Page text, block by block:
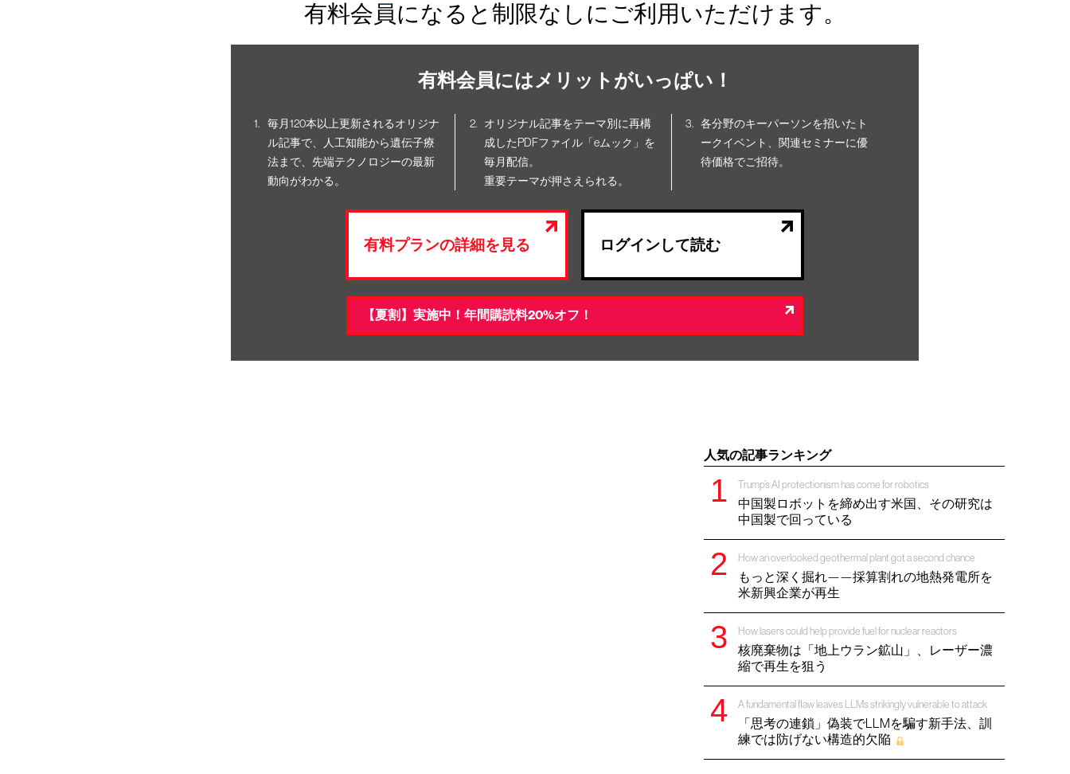
有料会員になると制限なしにご利用いただけます。
有料会員にはメリットがいっぱい！
毎月120本以上更新されるオリジナ
ル記事で、人工知能から遺伝子療
法まで、先端テクノロジーの最新
動向がわかる。
オリジナル記事をテーマ別に再構
成したPDFファイル「eムック」を
毎月配信。
重要テーマが押さえられる。
各分野のキーパーソンを招いたト
ークイベント、関連セミナーに優
待価格でご招待。
有料プランの詳細を見る ログインして読む
【夏割】実施中！年間購読料20%オフ！
人気の記事ランキング
Trump’s AI protectionism has come for robotics
中国製ロボットを締め出す米国、その研究は
中国製で回っている
How an overlooked geothermal plant got a second chance
もっと深く掘れ——採算割れの地熱発電所を
米新興企業が再生
How lasers could help provide fuel for nuclear reactors
核廃棄物は「地上ウラン鉱山」、レーザー濃
縮で再生を狙う
A fundamental flaw leaves LLMs strikingly vulnerable to attack
「思考の連鎖」偽装でLLMを騙す新手法、訓
練では防げない構造的欠陥